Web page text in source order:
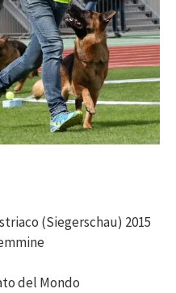
(Siegerschau) 2015
del Mondo